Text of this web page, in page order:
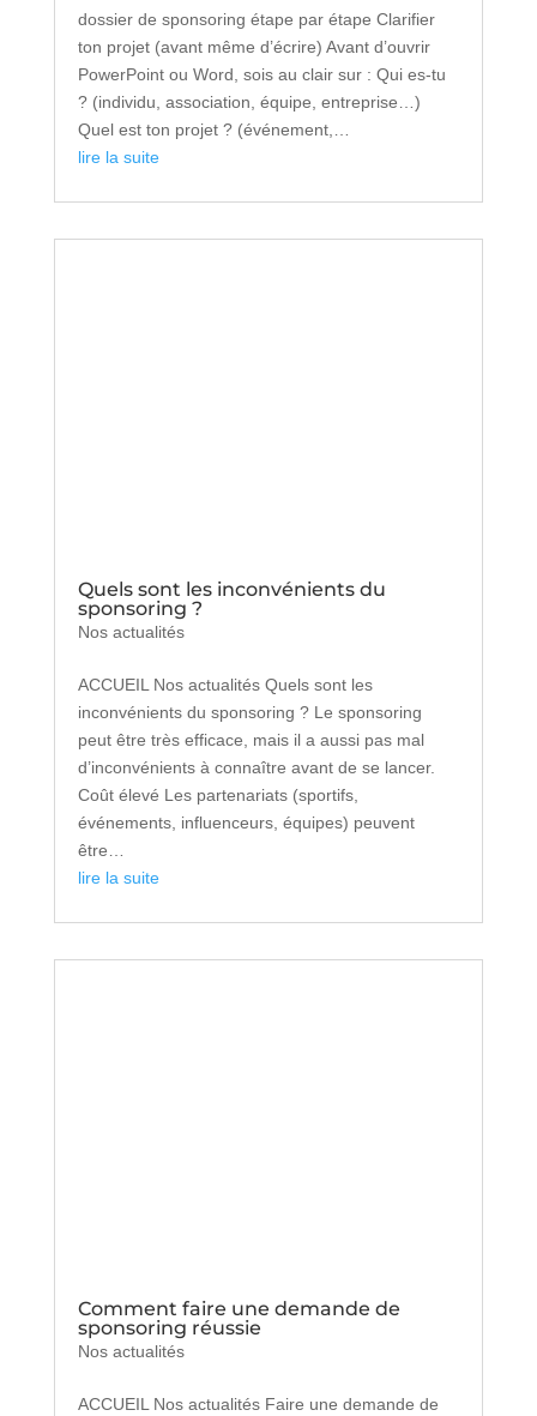
dossier de sponsoring étape par étape Clarifier
ton projet (avant même d’écrire) Avant d’ouvrir
PowerPoint ou Word, sois au clair sur : Qui es-tu
? (individu, association, équipe, entreprise…)
Quel est ton projet ? (événement,…
lire la suite
Quels sont les inconvénients du
sponsoring ?
Nos actualités
ACCUEIL Nos actualités Quels sont les
inconvénients du sponsoring ? Le sponsoring
peut être très efficace, mais il a aussi pas mal
d’inconvénients à connaître avant de se lancer.
Coût élevé Les partenariats (sportifs,
événements, influenceurs, équipes) peuvent
être…
lire la suite
Comment faire une demande de
sponsoring réussie
Nos actualités
ACCUEIL Nos actualités Faire une demande de